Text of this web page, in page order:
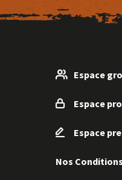
Espace
Espace pro
Espace
Nos